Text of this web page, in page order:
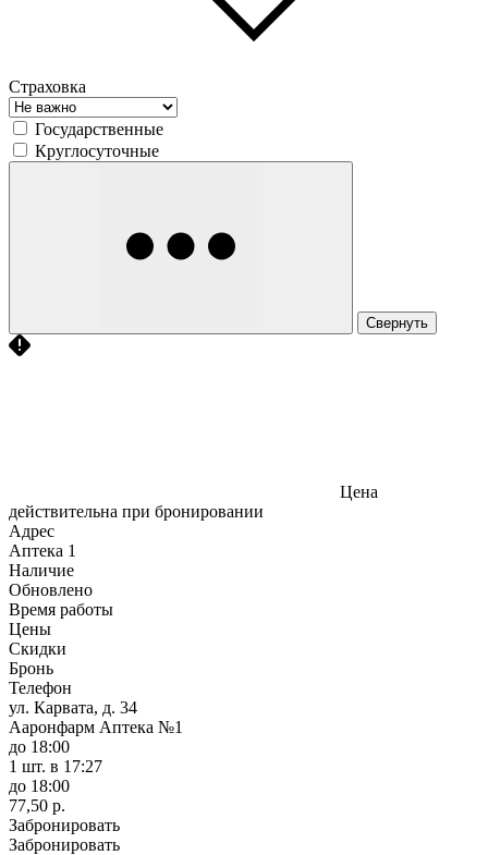
Страховка
Государственные
Круглосуточные
Свернуть
Цена
действительна при бронировании
Адрес
Аптека 1
Наличие
Обновлено
Время работы
Цены
Скидки
Бронь
Телефон
ул. Карвата, д. 34
Ааронфарм Аптека №1
до 18:00
1 шт. в 17:27
до 18:00
77,50 р.
Забронировать
Забронировать